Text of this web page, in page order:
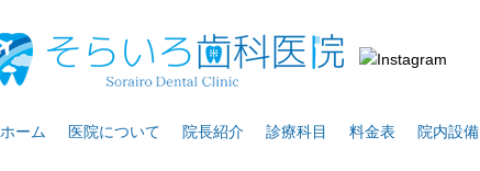
ホーム 医院について 院長紹介 診療科目 料金表 院内設備